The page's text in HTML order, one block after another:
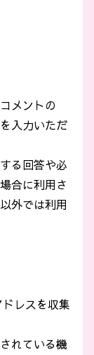
メントの
入力いただ
る回答や必
合に利用さ
外では利用
レスを収集
れている機